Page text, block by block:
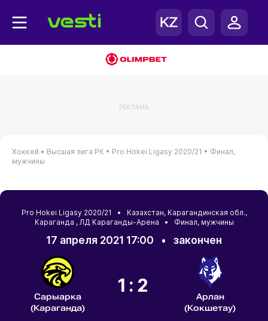
РЕКЛАМА
Хоккей • Высшая лига РК • Pro Hokei Ligasy 2020/21 • Финал,
мужчины
Pro Hokei Ligasy 2020/21 • Казахстан, Карагандинская обл.,
Караганда , ЛД Караганды-Арена • Финал, мужчины
17 апреля 2021 17:00 • закончен
Сарыарка
(Караганда)
1:2
Арлан
(Кокшетау)